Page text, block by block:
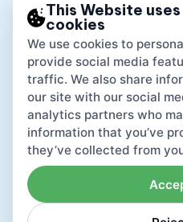
This Website uses
cookies
We use cookies to
provide social media
traffic. We also share
our site with our social
analytics partners who
information that you’ve
they’ve collected from